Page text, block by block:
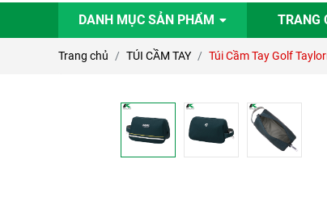
DANH MỤC SẢN PHẨM TRANG
Trang chủ TÚI CẦM TAY Túi Cầm Tay Golf